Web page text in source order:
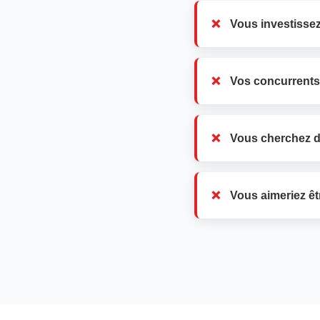
Vous
Vos
Vous cherchez
Vous aimeriez